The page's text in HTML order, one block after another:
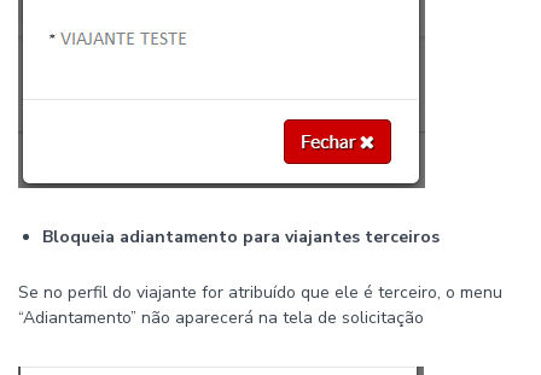
Bloqueia adiantamento para viajantes terceiros
Se no perfil do viajante for atribuído que ele é terceiro, o menu
“Adiantamento” não aparecerá na tela de solicitação